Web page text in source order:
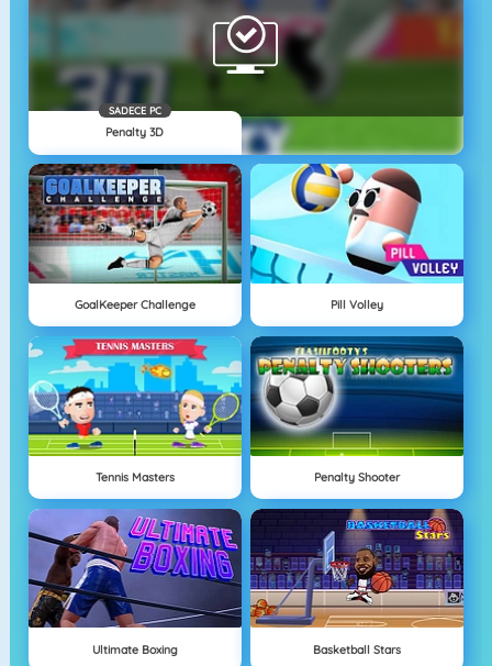
SADECE PC
Penalty 3D
GoalKeeper Challenge Pill Volley
Tennis Masters Penalty Shooter
Ultimate Boxing Basketball Stars